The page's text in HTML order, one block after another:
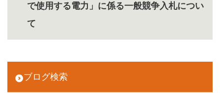
で使用する電力」に係る一般競争入札につい
て
ブログ検索